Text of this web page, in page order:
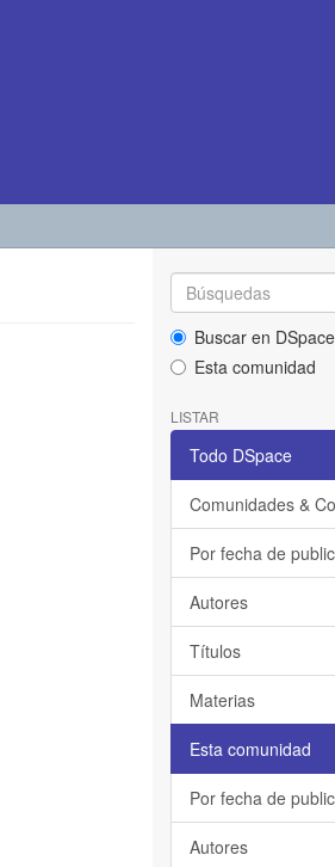
Buscar en DSpace
Esta comunidad
LISTAR
Todo DSpace
Comunidades &
Por fecha de
Autores
Títulos
Materias
Esta comunidad
Por fecha de
Autores